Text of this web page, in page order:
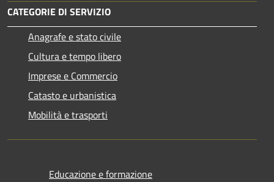
CATEGORIE DI SERVIZIO
Anagrafe e stato civile
Cultura e tempo libero
Imprese e Commercio
Catasto e urbanistica
Mobilità e trasporti
Educazione e formazione